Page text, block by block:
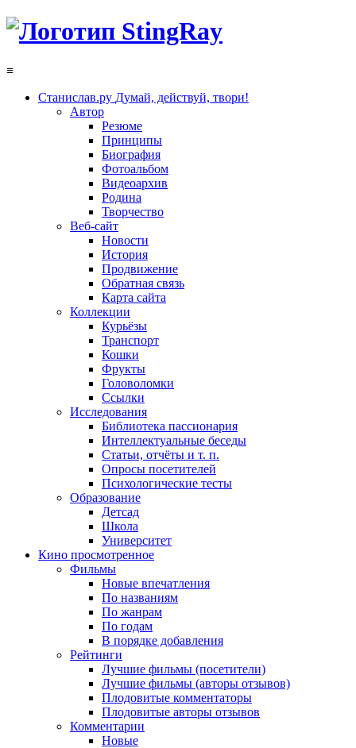
≡
Станислав.ру Думай, действуй, твори!
Автор
Резюме
Принципы
Биография
Фотоальбом
Видеоархив
Родина
Творчество
Веб-сайт
Новости
История
Продвижение
Обратная связь
Карта сайта
Коллекции
Курьёзы
Транспорт
Кошки
Фрукты
Головоломки
Ссылки
Исследования
Библиотека пассионария
Интеллектуальные беседы
Статьи, отчёты и т. п.
Опросы посетителей
Психологические тесты
Образование
Детсад
Школа
Университет
Кино просмотренное
Фильмы
Новые впечатления
По названиям
По жанрам
По годам
В порядке добавления
Рейтинги
Лучшие фильмы (посетители)
Лучшие фильмы (авторы отзывов)
Плодовитые комментаторы
Плодовитые авторы отзывов
Комментарии
Новые